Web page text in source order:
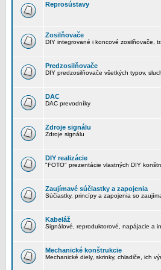
Reprosústavy
Zosilňovače
DIY integrované i koncové zosilňovače,
Predzosilňovače
DIY predzosilňovače všetkých typov,
DAC
DAC prevodníky
Zdroje signálu
Zdroje signálu
DIY realizácie
"FOTO" prezentácie vlastných DIY
Zaujímavé súčiastky a zapojenia
Súčiastky, princípy a zapojenia so
Kabeláž
Signálové, reproduktorové, napájacie a
Mechanické konštrukcie
Mechanické diely, skrinky, chladiče, ich